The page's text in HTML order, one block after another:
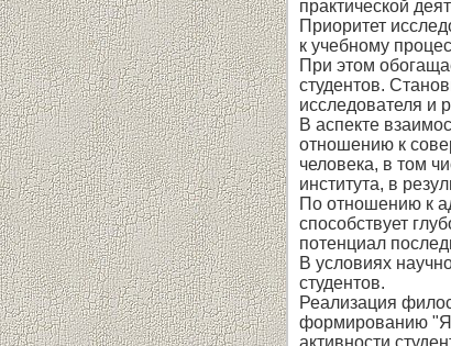
практической
Приоритет
к учебному
При этом
студентов.
исследователя и
В аспекте
отношению к
человека, в том
института, в
По отношению к
способствует
потенциал
В условиях
студентов.
Реализация
формированию "Я-
активности